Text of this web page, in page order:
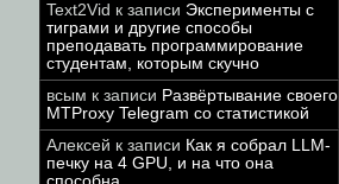
Text2Vid к записи Эксперименты с
тиграми и другие способы
преподавать программирование
студентам, которым скучно
всым к записи Развёртывание своего
MTProxy Telegram со статистикой
Алексей к записи Как я собрал LLM-
печку на 4 GPU, и на что она